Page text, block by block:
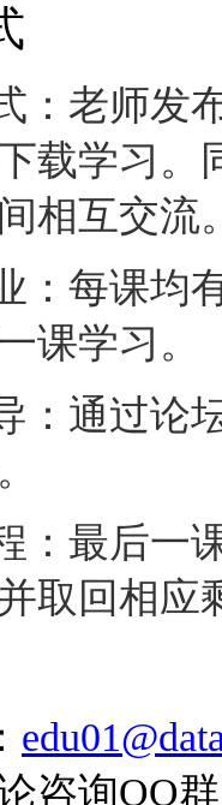
：老师发
载学习
相互交流
：每课均
课学习。
：通过论
：最后一
取回相应
咨询QQ